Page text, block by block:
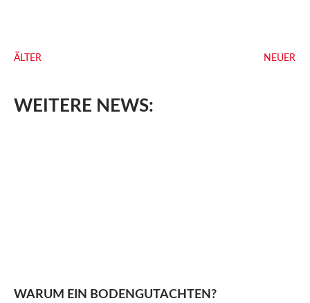
ÄLTER NEUER
WEITERE NEWS:
WARUM EIN BODENGUTACHTEN?